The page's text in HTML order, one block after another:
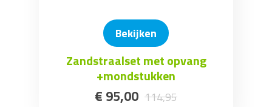
Bekijken
Zandstraalset met opvang
+mondstukken
€ 95,00 114,95